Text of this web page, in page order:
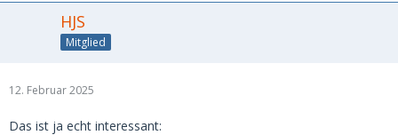
HJS
Mitglied
12. Februar 2025
Das ist ja echt interessant: